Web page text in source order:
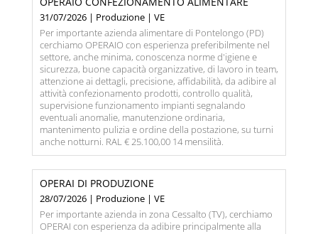
31/07/2026 | Produzione | VE
Per importante azienda alimentare di Pontelongo (PD)
cerchiamo OPERAIO con esperienza preferibilmente nel
settore, anche minima, conoscenza norme d'igiene e
sicurezza, buone capacità organizzative, di lavoro in team,
attenzione ai dettagli, precisione, affidabilità, da adibire al
attività confezionamento prodotti, controllo qualità,
supervisione funzionamento impianti segnalando
eventuali anomalie, manutenzione ordinaria,
mantenimento pulizia e ordine della postazione, su turni
anche notturni. RAL € 25.100,00 14 mensilità.
OPERAI DI PRODUZIONE
28/07/2026 | Produzione | VE
Per importante azienda in zona Cessalto (TV), cerchiamo
OPERAI con esperienza da adibire principalmente alla